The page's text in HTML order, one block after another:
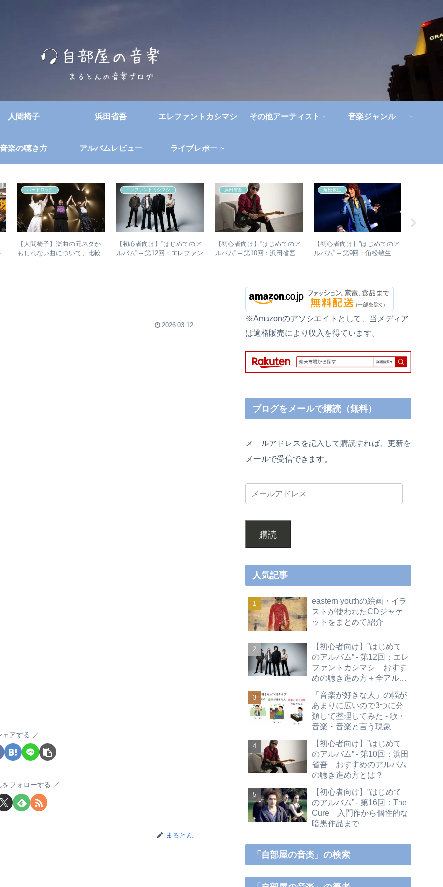
人間椅子 浜田省吾 エレファントカシマシ その他アーティスト 音楽ジャンル
音楽の聴き方 アルバムレビュー ライブレポート
ハードロック
【人間椅子】楽曲の元ネタか
もしれない曲について、比較
エレファントカシマシ
【初心者向け】”はじめてのア
ルバム” – 第12回：エレファン
浜田省吾
【初心者向け】”はじめてのア
ルバム” – 第10回：浜田省吾
角松敏生
【初心者向け】”はじめてのア
ルバム” – 第9回：角松敏生
2026.03.12
ェアする
をフォローする
まるとん
※Amazonのアソシエイトとして、当メディア
は適格販売により収入を得ています。
ブログをメールで購読（無料）
メールアドレスを記入して購読すれば、更新を
メールで受信できます。
購読
人気記事
eastern youthの絵画・イラ
ストが使われたCDジャケ
ットをまとめて紹介
【初心者向け】”はじめて
のアルバム” - 第12回：エレ
ファントカシマシ おすす
めの聴き進め方＋全アルバ
「音楽が好きな人」の幅が
あまりに広いので3つに分
類して整理してみた - 歌・
音楽・音楽と言う現象
【初心者向け】”はじめて
のアルバム” - 第10回：浜田
省吾 おすすめのアルバム
の聴き進め方とは？
【初心者向け】”はじめて
のアルバム” - 第16回：The
Cure 入門作から個性的な
暗黒作品まで
「自部屋の音楽」の検索